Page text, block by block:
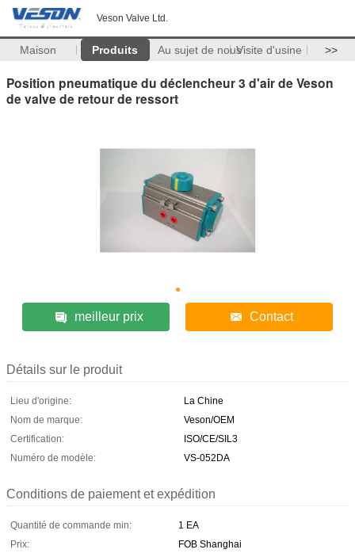
Veson Valve Ltd.
Maison Produits Au sujet de nousVisite d'usine >>
Position pneumatique du déclencheur 3 d'air de Veson
de valve de retour de ressort
meilleur prix Contact
Détails sur le produit
Lieu d'origine:
La Chine
Nom de marque:
Veson/OEM
Certification:
ISO/CE/SIL3
Numéro de modèle:
VS-052DA
Conditions de paiement et expédition
Quantité de commande min:
1 EA
Prix:
FOB Shanghai